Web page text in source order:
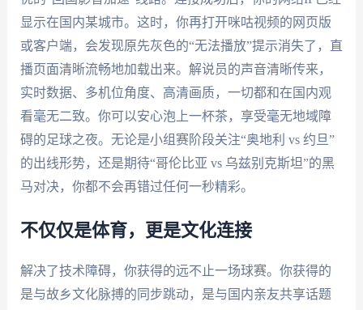
显示在国内某城市。这时，你再打开咪咕视频的网页版
或客户端，会发现原先灰色的“无法播放”提示消失了，直
播页面清晰流畅地加载出来。解说员的声音清晰传来，
实时数据、多机位角度、高清画质，一切都和在国内观
看毫无二致。你可以安心泡上一杯茶，享受毫无地域障
碍的足球之夜。无论是小组赛阶段关注“奥地利 vs 约旦”
的出线形势，还是期待“哥伦比亚 vs 乌兹别克斯坦”的黑
马对决，你都不会再错过任何一秒精彩。
不仅仅是体育，更是文化连接
解决了技术障碍，你获得的远不止一场球赛。你获得的
是与故乡文化脉搏的同步跳动，是与国内亲友共享话题